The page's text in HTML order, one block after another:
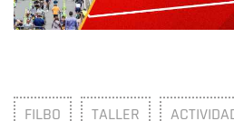
FILBO TALLER